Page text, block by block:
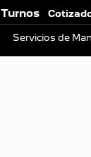
Turnos
Servicios de